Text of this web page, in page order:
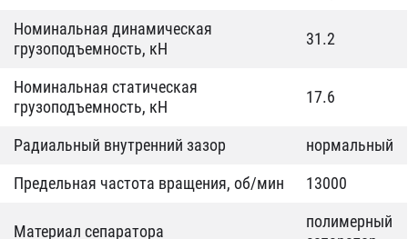
Номинальная динамическая
грузоподъемность, кН
31.2
Номинальная статическая
грузоподъемность, кН
17.6
Радиальный внутренний зазор
нормальный
Предельная частота вращения, об/мин
13000
Материал сепаратора
полимерный